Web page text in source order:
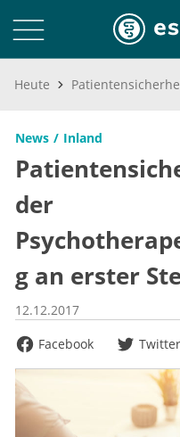
Heute
News Inland
der
g an erster
12.12.2017
Facebook
Twitter